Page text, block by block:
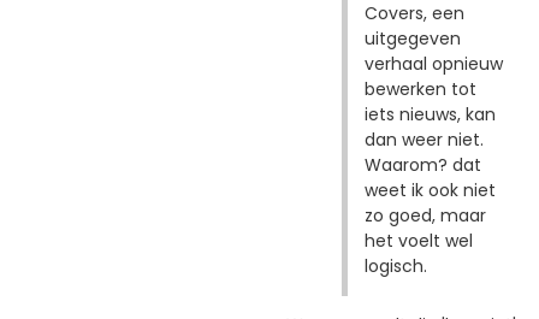
Covers, een
uitgegeven
verhaal opnieuw
bewerken tot
iets nieuws, kan
dan weer niet.
Waarom? dat
weet ik ook niet
zo goed, maar
het voelt wel
logisch.